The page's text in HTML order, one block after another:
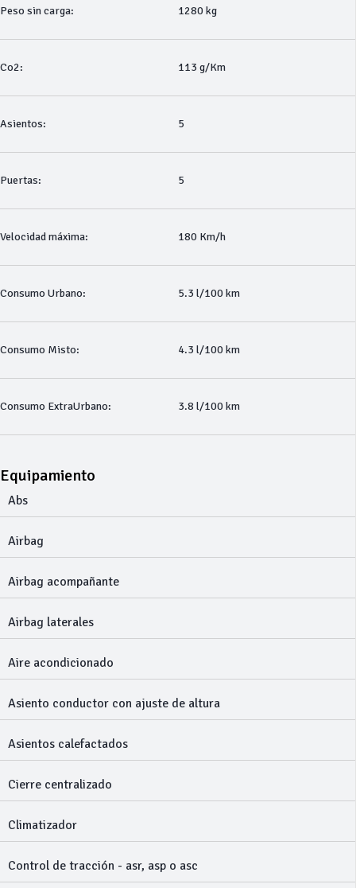
Peso sin carga: 1280 kg
Co2: 113 g/Km
Asientos: 5
Puertas: 5
Velocidad máxima: 180 Km/h
Consumo Urbano: 5.3 l/100 km
Consumo Misto: 4.3 l/100 km
Consumo ExtraUrbano: 3.8 l/100 km
Equipamiento
Abs
Airbag
Airbag acompañante
Airbag laterales
Aire acondicionado
Asiento conductor con ajuste de altura
Asientos calefactados
Cierre centralizado
Climatizador
Control de tracción - asr, asp o asc